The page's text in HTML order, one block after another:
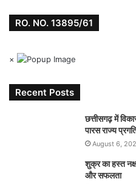
RO. NO. 13895/61
×
Recent Posts
छत्तीसगढ़ में
पारस राज्य
August 6,
शुक्र का हस्त
और सफलता